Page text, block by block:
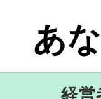
種協働加算、届
あ
経営